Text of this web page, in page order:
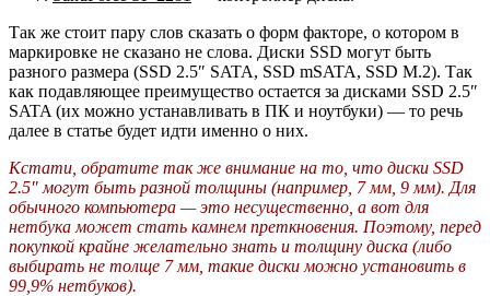
Так же стоит пару слов сказать о форм факторе, о котором в
маркировке не сказано не слова. Диски SSD могут быть
разного размера (SSD 2.5″ SATA, SSD mSATA, SSD M.2). Так
как подавляющее преимущество остается за дисками SSD 2.5″
SATA (их можно устанавливать в ПК и ноутбуки) — то речь
далее в статье будет идти именно о них.
Кстати, обратите так же внимание на то, что диски SSD
2.5″ могут быть разной толщины (например, 7 мм, 9 мм). Для
обычного компьютера — это несущественно, а вот для
нетбука может стать камнем преткновения. Поэтому, перед
покупкой крайне желательно знать и толщину диска (либо
выбирать не толще 7 мм, такие диски можно установить в
99,9% нетбуков).